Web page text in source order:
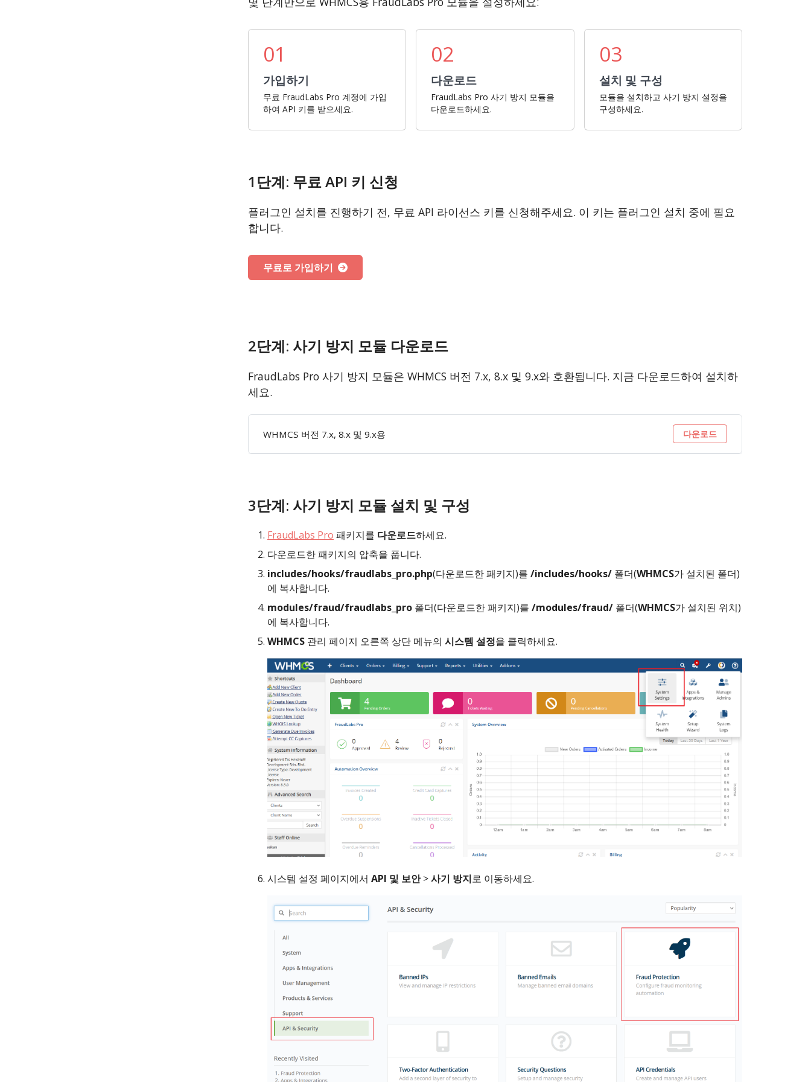
01
가입하기
무료 FraudLabs Pro 계정에 가입
하여 API 키를 받으세요.
02
다운로드
FraudLabs Pro 사기 방지 모듈을
다운로드하세요.
03
설치 및 구성
모듈을 설치하고 사기 방지 설정을
구성하세요.
1단계: 무료 API 키 신청
플러그인 설치를 진행하기 전, 무료 API 라이선스 키를 신청해주세요. 이 키는 플러그인 설치 중에 필요
합니다.
무료로 가입하기
2단계: 사기 방지 모듈 다운로드
FraudLabs Pro 사기 방지 모듈은 WHMCS 버전 7.x, 8.x 및 9.x와 호환됩니다. 지금 다운로드하여 설치하
세요.
WHMCS 버전 7.x, 8.x 및 9.x용 다운로드
3단계: 사기 방지 모듈 설치 및 구성
FraudLabs Pro 패키지를 다운로드하세요.
다운로드한 패키지의 압축을 풉니다.
includes/hooks/fraudlabs_pro.php(다운로드한 패키지)를 /includes/hooks/ 폴더(WHMCS가 설치된 폴더)
에 복사합니다.
modules/fraud/fraudlabs_pro 폴더(다운로드한 패키지)를 /modules/fraud/ 폴더(WHMCS가 설치된 위치)
에 복사합니다.
WHMCS 관리 페이지 오른쪽 상단 메뉴의 시스템 설정을 클릭하세요.
시스템 설정 페이지에서 API 및 보안>사기 방지로 이동하세요.